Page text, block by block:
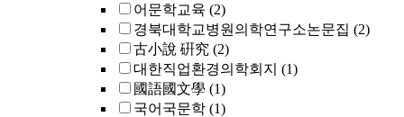
어문학교육 (2)
경북대학교병원의학연구소논문집 (2)
古小說 硏究 (2)
대한직업환경의학회지 (1)
國語國文學 (1)
국어국문학 (1)